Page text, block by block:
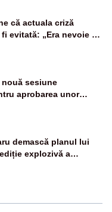
că actuala criză
evitată: „Era nevoie să
și vara sanie”
sesiune
aprobarea unor
demască planul lui
explozivă a
la Realitatea PLUS